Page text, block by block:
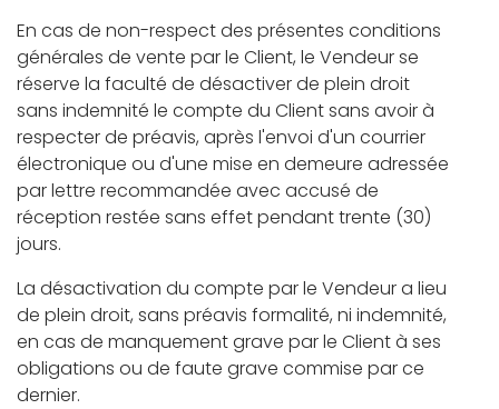
En cas de non-respect des présentes conditions
générales de vente par le Client, le Vendeur se
réserve la faculté de désactiver de plein droit
sans indemnité le compte du Client sans avoir à
respecter de préavis, après l'envoi d'un courrier
électronique ou d'une mise en demeure adressée
par lettre recommandée avec accusé de
réception restée sans effet pendant trente (30)
jours.
La désactivation du compte par le Vendeur a lieu
de plein droit, sans préavis formalité, ni indemnité,
en cas de manquement grave par le Client à ses
obligations ou de faute grave commise par ce
dernier.